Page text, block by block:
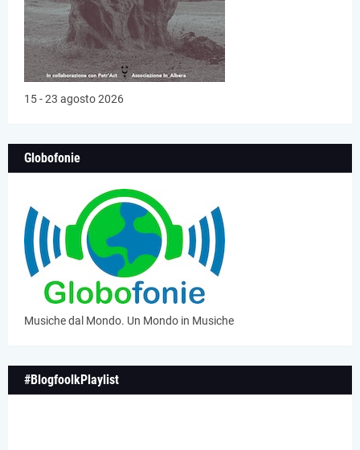
15 - 23 agosto 2026
Globofonie
Musiche dal Mondo. Un Mondo in Musiche
#BlogfoolkPlaylist